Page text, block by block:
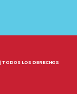
LOS DERECHOS